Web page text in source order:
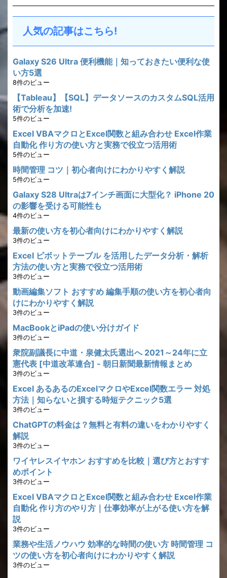
人気の記事はこちら!
Galaxy S26 Ultra 便利機能｜知っておきたい便利な使
い方5選
8件のビュー
【Tableau】【SQL】データソースのカスタムSQL活用
術で分析を加速!
5件のビュー
Excel VBAマクロとExcel関数と組み合わせ Excel作業
自動化 作り方の使い方と実務で役立つ活用術
5件のビュー
時間管理 コツ｜初心者向けにわかりやすく解説
5件のビュー
Galaxy S28 Ultraは7インチ画面に大型化？ iPhone 20
の影響を受ける可能性も
4件のビュー
最新の使い方を初心者向けにわかりやすく解説
3件のビュー
Excel ピボットテーブル を活用したデータ分析・解析
方法の使い方と実務で役立つ活用術
3件のビュー
動画編集ソフト おすすめ 編集手順の使い方を初心者向
けにわかりやすく解説
3件のビュー
MacBookとiPadの使い分けガイド
3件のビュー
衆院副議長に中道・泉健太氏選出へ 2021～24年に立
憲代表 [中道改革連合] - 朝日新聞最新情報まとめ
3件のビュー
Excel あるあるのExcelマクロやExcel関数エラー 対処
方法｜知らないと損する時短テクニック5選
3件のビュー
ChatGPTの料金は？無料と有料の違いをわかりやすく
解説
3件のビュー
ワイヤレスイヤホン おすすめを比較｜選び方とおすす
めポイント
3件のビュー
Excel VBAマクロとExcel関数と組み合わせ Excel作業
自動化 作り方のやり方｜仕事効率が上がる使い方を解
説
3件のビュー
業務や生活ノウハウ 効率的な時間の使い方 時間管理 コ
ツの使い方を初心者向けにわかりやすく解説
3件のビュー